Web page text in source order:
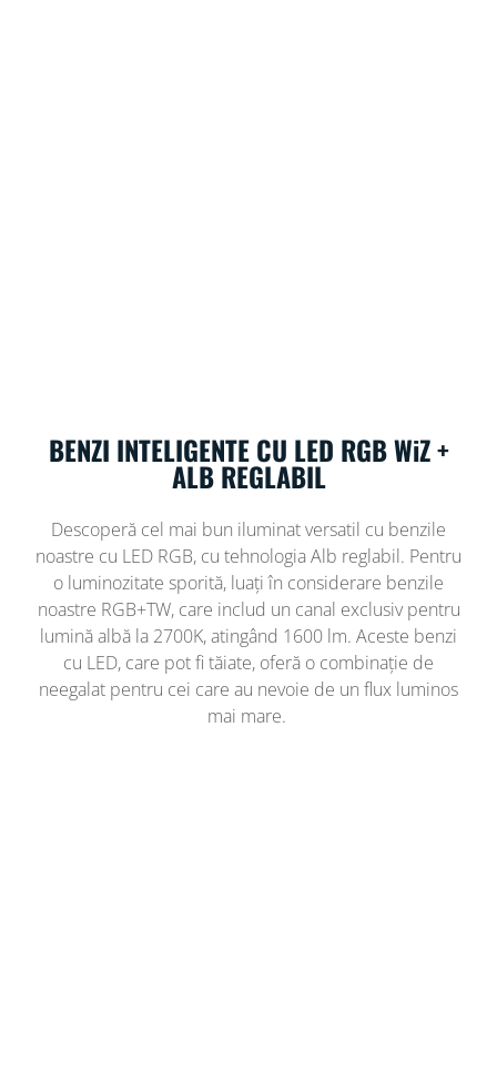
BENZI INTELIGENTE CU LED RGB WiZ +
ALB REGLABIL
Descoperă cel mai bun iluminat versatil cu benzile
noastre cu LED RGB, cu tehnologia Alb reglabil. Pentru
o luminozitate sporită, luați în considerare benzile
noastre RGB+TW, care includ un canal exclusiv pentru
lumină albă la 2700K, atingând 1600 lm. Aceste benzi
cu LED, care pot fi tăiate, oferă o combinație de
neegalat pentru cei care au nevoie de un flux luminos
mai mare.